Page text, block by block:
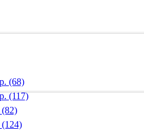
(68)
(117)